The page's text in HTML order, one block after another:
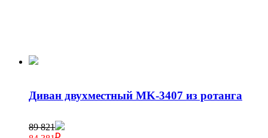
Диван двухместный MK-3407 из ротанга
89 821